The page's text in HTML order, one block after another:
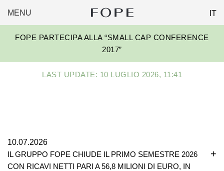
MENU
FOPE
GROUP
IT
FOPE PARTECIPA ALLA “SMALL CAP CONFERENCE
2017”
LAST UPDATE: 10 LUGLIO 2026, 11:41
10.07.2026
IL GRUPPO FOPE CHIUDE IL PRIMO SEMESTRE 2026
CON RICAVI NETTI PARI A 56,8 MILIONI DI EURO, IN